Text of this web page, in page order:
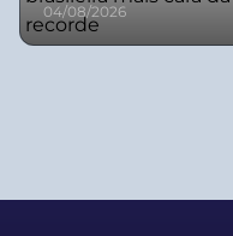
04/08/2026